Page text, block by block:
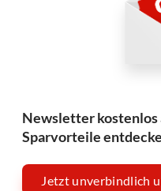
Newsletter kostenlos
Sparvorteile
Jetzt unverbindlich